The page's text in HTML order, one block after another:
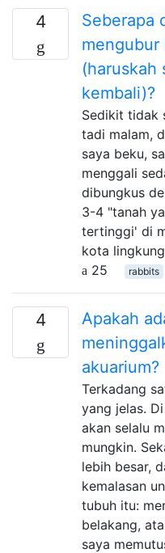
4
Seberapa
mengubur
(haruskah
kembali)?
Sedikit tidak
tadi malam,
saya beku,
menggali
dibungkus
3-4 "tanah
tertinggi' di
kota
25
rabbits
4
Apakah
akuarium?
Terkadang
yang jelas.
akan selalu
mungkin.
lebih besar,
kemalasan
tubuh itu:
belakang,
saya